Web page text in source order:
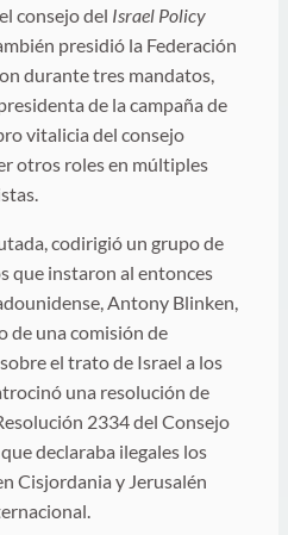
consejo del Israel Policy
presidió la Federación
durante tres mandatos,
de la campaña de
vitalicia del consejo
otros roles en múltiples
codirigió un grupo de
que instaron al entonces
Antony Blinken,
de una comisión de
el trato de Israel a los
una resolución de
2334 del Consejo
declaraba ilegales los
Cisjordania y Jerusalén